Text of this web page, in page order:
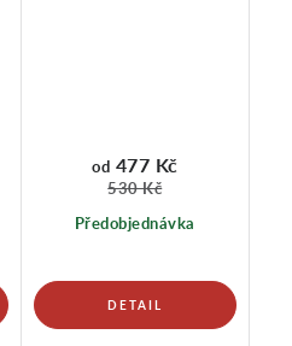
Předobjednávka
od 477 Kč
530 Kč